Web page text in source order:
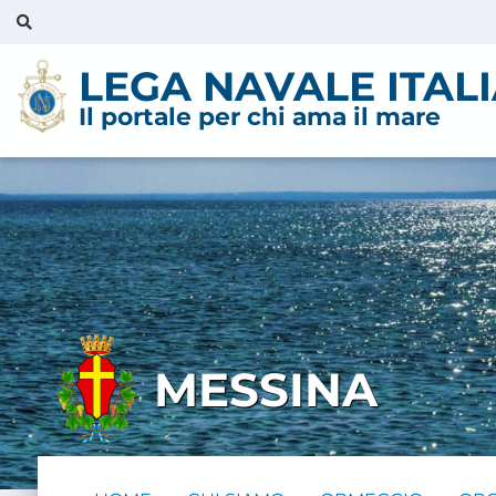
LEGA NAVALE
Il portale per chi ama il mare
MESSINA